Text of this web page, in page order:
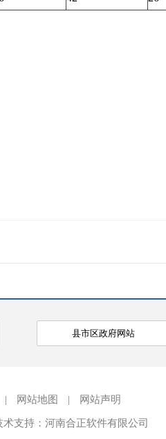
县市区政府网站
| 网站地图 | 网站声明
支持：河南合正软件有限公司